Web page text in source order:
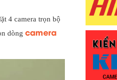
4 camera trọn bộ
dòng camera